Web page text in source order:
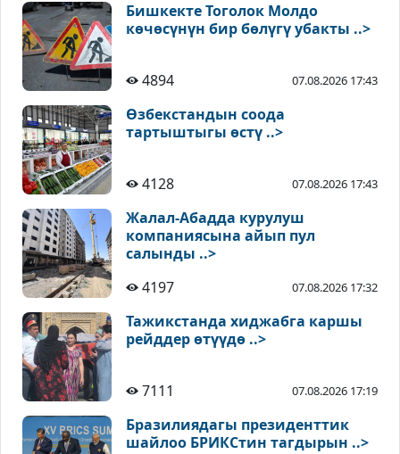
Бишкекте Тоголок Молдо
көчөсүнүн бир бөлүгү убакты ..>
4894 07.08.2026 17:43
Өзбекстандын соода
тартыштыгы өстү ..>
4128 07.08.2026 17:43
Жалал-Абадда курулуш
компаниясына айып пул
салынды ..>
4197
07.08.2026 17:32
Тажикстанда хиджабга каршы
рейддер өтүүдө ..>
7111 07.08.2026 17:19
Бразилиядагы президенттик
шайлоо БРИКСтин тагдырын ..>